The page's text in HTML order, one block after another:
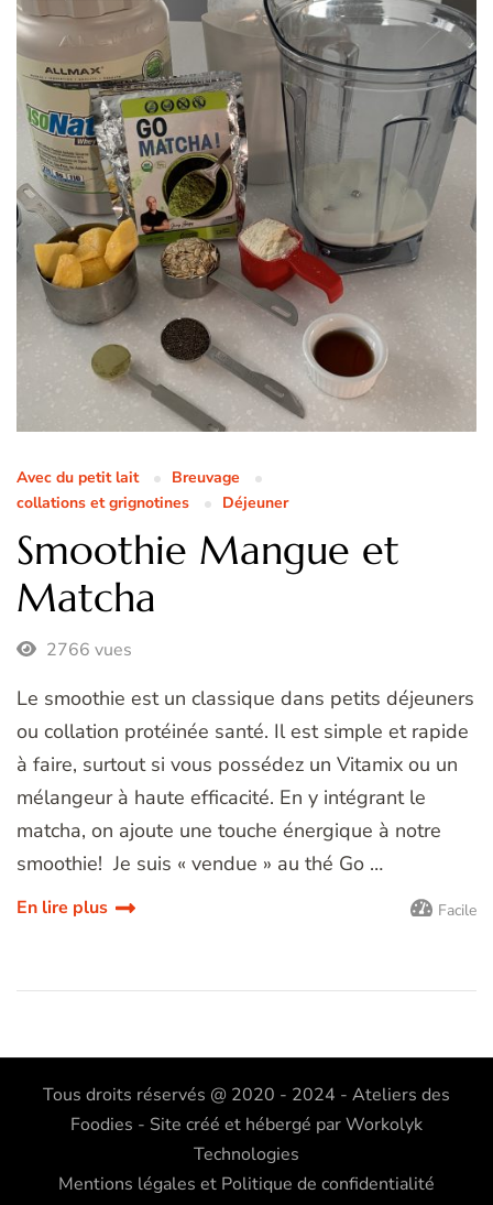
Avec du petit lait
Breuvage
collations et grignotines
Déjeuner
Smoothie Mangue et
Matcha
2766 vues
Le smoothie est un classique dans petits déjeuners
ou collation protéinée santé. Il est simple et rapide
à faire, surtout si vous possédez un Vitamix ou un
mélangeur à haute efficacité. En y intégrant le
matcha, on ajoute une touche énergique à notre
smoothie! Je suis « vendue » au thé Go …
En lire plus Facile
Tous droits réservés @ 2020 - 2024 - Ateliers des
Foodies - Site créé et hébergé parWorkolyk
Technologies
Mentions légales et Politique de confidentialité